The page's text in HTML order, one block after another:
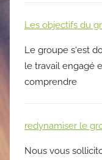
Les objectifs du
Le groupe s‘est
le travail engagé
comprendre
redynamiser le
Nous vous